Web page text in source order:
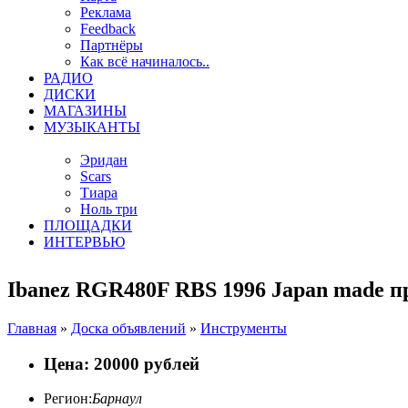
Реклама
Feedback
Партнёры
Как всё начиналось..
РАДИО
ДИСКИ
МАГАЗИНЫ
МУЗЫКАНТЫ
Эридан
Scars
Тиара
Ноль три
ПЛОЩАДКИ
ИНТЕРВЬЮ
Ibanez RGR480F RBS 1996 Japan made
Главная » Доска объявлений » Инструменты
Цена: 20000 рублей
Регион:Барнаул